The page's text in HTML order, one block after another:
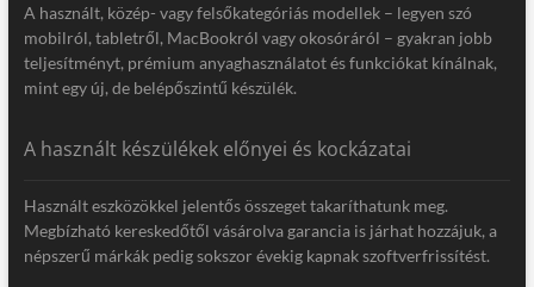
A használt, közép- vagy felsőkategóriás modellek – legyen szó
mobilról, tabletről, MacBookról vagy okosóráról – gyakran jobb
teljesítményt, prémium anyaghasználatot és funkciókat kínálnak,
mint egy új, de belépőszintű készülék.
A használt készülékek előnyei és kockázatai
Használt eszközökkel jelentős összeget takaríthatunk meg.
Megbízható kereskedőtől vásárolva garancia is járhat hozzájuk, a
népszerű márkák pedig sokszor évekig kapnak szoftverfrissítést.